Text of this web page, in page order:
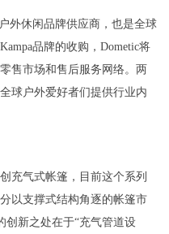
外休闲品牌供应商，也是全球
品牌的收购，Dometic将
售市场和售后服务网络。两
球户外爱好者们提供行业内
充气式帐篷，目前这个系列
以支撑式结构角逐的帐篷市
创新之处在于“充气管道设